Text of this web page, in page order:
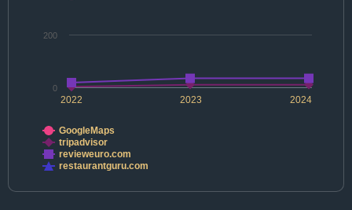
2022 2023 2024
0
200
GoogleMaps
tripadvisor
revieweuro.com
restaurantguru.com